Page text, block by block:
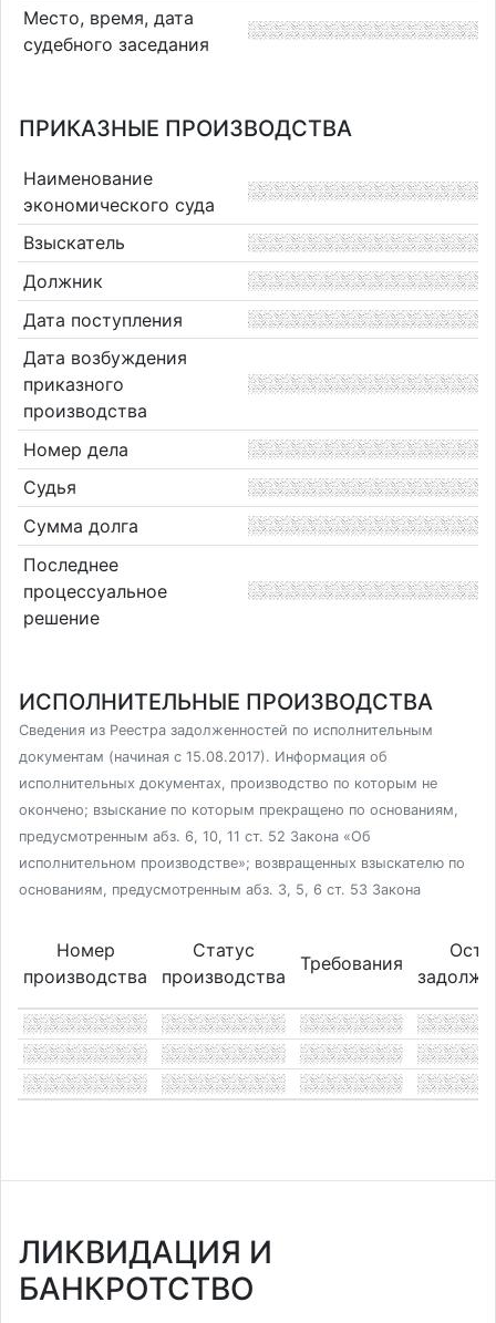
Место, время, дата
судебного заседания
ПРИКАЗНЫЕ ПРОИЗВОДСТВА
Наименование
экономического суда
Взыскатель
Должник
Дата поступления
Дата возбуждения
приказного
производства
Номер дела
Судья
Сумма долга
Последнее
процессуальное
решение
ИСПОЛНИТЕЛЬНЫЕ ПРОИЗВОДСТВА
Сведения из Реестра задолженностей по исполнительным
документам (начиная с 15.08.2017). Информация об
исполнительных документах, производство по которым не
окончено; взыскание по которым прекращено по основаниям,
предусмотренным абз. 6, 10, 11 ст. 52 Закона «Об
исполнительном производстве»; возвращенных взыскателю по
основаниям, предусмотренным абз. 3, 5, 6 ст. 53 Закона
Номер
производства
Статус
производства
Требования
ЛИКВИДАЦИЯ И
БАНКРОТСТВО